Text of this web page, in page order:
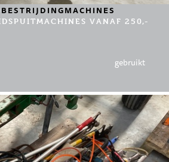
VANAF 250,-
gebruikt